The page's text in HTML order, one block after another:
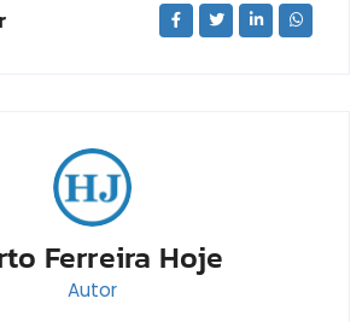
Ferreira Hoje
Autor